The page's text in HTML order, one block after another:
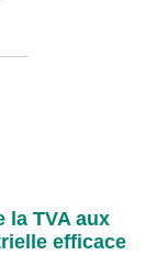
la TVA aux
efficace